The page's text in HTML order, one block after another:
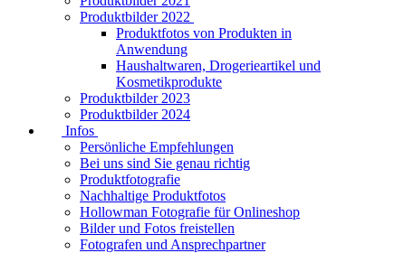
Produktbilder 2022
Produktfotos von Produkten in
Anwendung
Haushaltwaren, Drogerieartikel und
Kosmetikprodukte
Produktbilder 2023
Produktbilder 2024
Infos
Persönliche Empfehlungen
Bei uns sind Sie genau richtig
Produktfotografie
Nachhaltige Produktfotos
Hollowman Fotografie für Onlineshop
Bilder und Fotos freistellen
Fotografen und Ansprechpartner